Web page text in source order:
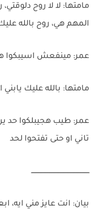
مامتها: لا لا روح
المهم هي، روح بالله
عمر: مينفعش اسيبكوا
مامتها: بالله عليك
عمر: طيب هجيبلكوا حد
تاني او حتى تفتحوا لحد
ـــــــــــــــــــــــــــــــــــــــــــــــــــــــــــ
بيان: انت عايز مني ايه،